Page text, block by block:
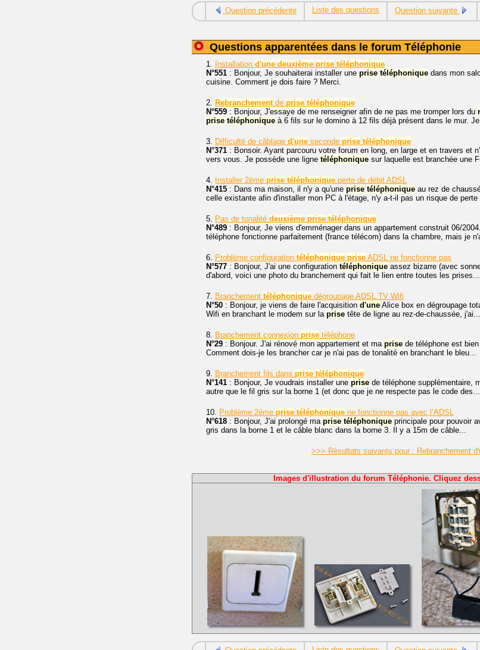
Question précédente Liste des questions Question suivante
Questions apparentées dans le forum Téléphonie
1. Installation d'une deuxième prise téléphonique
N°551 : Bonjour, Je souhaiterai installer une prise téléphonique dans mon
cuisine. Comment je dois faire ? Merci.
2. Rebranchementde prise téléphonique
N°559 : Bonjour, J'essaye de me renseigner afin de ne pas me tromper lors du
prise téléphonique à 6 fils sur le domino à 12 fils déjà présent dans le mur.
3. Difficulté de câblage d'une seconde prise téléphonique
N°371 : Bonsoir. Ayant parcouru votre forum en long, en large et en travers et
vers vous. Je possède une ligne téléphonique sur laquelle est branchée une
4. Installer 2ème prise téléphonique perte de débit ADSL
N°415 : Dans ma maison, il n'y a qu'une prise téléphonique au rez de
celle existante afin d'installer mon PC à l'étage, n'y a-t-il pas un risque de perte
5. Pas de tonalité deuxième prise téléphonique
N°489 : Bonjour, Je viens d'emménager dans un appartement construit 06/
téléphone fonctionne parfaitement (france télécom) dans la chambre, mais je
6. Problème configuration téléphonique prise ADSL ne fonctionne pas
N°577 : Bonjour, J'ai une configuration téléphonique assez bizarre (avec
d'abord, voici une photo du branchement qui fait le lien entre toutes les prises...
7. Branchement téléphonique dégroupage ADSL TV Wifi
N°50 : Bonjour, je viens de faire l'acquisition d'une Alice box en dégroupage
Wifi en branchant le modem sur la prise tête de ligne au rez-de-chaussée, j'ai...
8. Branchement connexion prise téléphone
N°29 : Bonjour. J'ai rénové mon appartement et ma prise de téléphone est
Comment dois-je les brancher car je n'ai pas de tonalité en branchant le bleu...
9. Branchement fils dans prise téléphonique
N°141 : Bonjour, Je voudrais installer une prise de téléphone supplémentaire,
autre que le fil gris sur la borne 1 (et donc que je ne respecte pas le code des...
10. Problème 2éme prise téléphonique ne fonctionne pas avec l’ADSL
N°618 : Bonjour, J'ai prolongé ma prise téléphonique principale pour pouvoir
gris dans la borne 1 et le câble blanc dans la borne 3. Il y a 15m de câble...
>>> Résultats suivants pour : Rebranchement
Images d'illustration du forum Téléphonie. Cliquez